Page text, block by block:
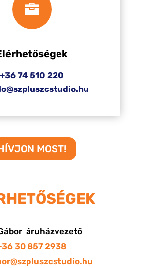

+36 74 510 220
MOST!
áruházvezető
30 857 2938